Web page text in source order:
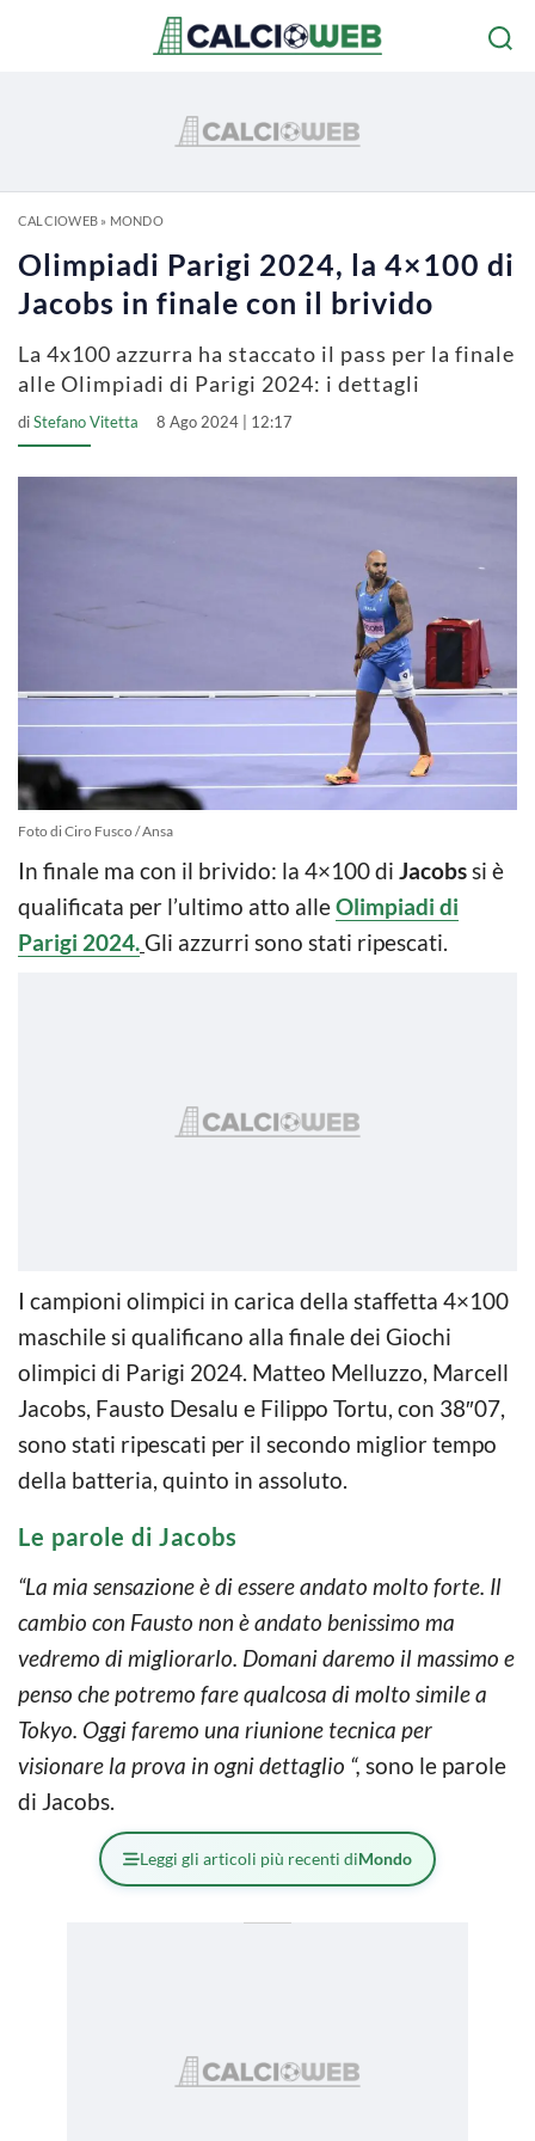
CALCIOWEB» MONDO
Olimpiadi Parigi 2024, la 4×100 di
Jacobs in finale con il brivido
La 4x100 azzurra ha staccato il pass per la finale
alle Olimpiadi di Parigi 2024: i dettagli
diStefano Vitetta 8 Ago 2024 | 12:17
Foto di Ciro Fusco / Ansa
In finale ma con il brivido: la 4×100 di Jacobssi è
qualificata per l’ultimo atto alleOlimpiadi di
Parigi 2024. Gli azzurri sono stati ripescati.
I campioni olimpici in carica della staffetta 4×100
maschile si qualificano alla finale dei Giochi
olimpici di Parigi 2024. Matteo Melluzzo, Marcell
Jacobs, Fausto Desalu e Filippo Tortu, con 38″07,
sono stati ripescati per il secondo miglior tempo
della batteria, quinto in assoluto.
Le parole di Jacobs
“La mia sensazione è di essere andato molto forte. Il
cambio con Fausto non è andato benissimo ma
vedremo di migliorarlo. Domani daremo il massimo e
penso che potremo fare qualcosa di molto simile a
Tokyo. Oggi faremo una riunione tecnica per
visionare la prova in ogni dettaglio “, sono le parole
di Jacobs.
Leggi gli articoli più recenti diMondo